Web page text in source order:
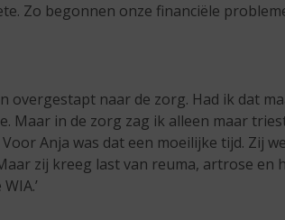
Zo begonnen onze financiële
overgestapt naar de zorg. Had ik dat
Maar in de zorg zag ik alleen maar
Anja was dat een moeilijke tijd. Zij
zij kreeg last van reuma, artrose en